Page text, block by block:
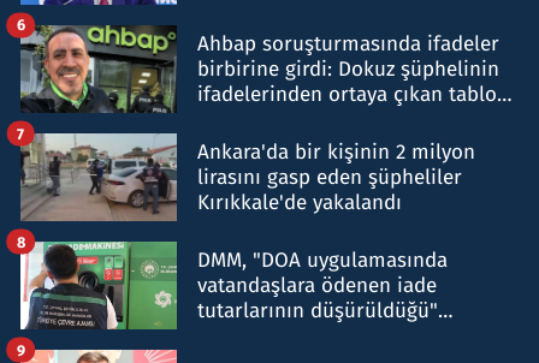
Ahbap soruşturmasında ifadeler
birbirine girdi: Dokuz şüphelinin
ifadelerinden ortaya çıkan tablo
6
Ankara'da bir kişinin 2 milyon
lirasını gasp eden şüpheliler
Kırıkkale'de yakalandı
7
DMM, "DOA uygulamasında
vatandaşlara ödenen iade
tutarlarının düşürüldüğü"
8
9